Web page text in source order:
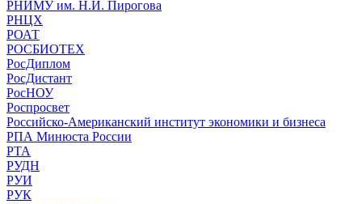
РНИМУ им. Н.И. Пирогова
РНЦХ
РОАТ
РОСБИОТЕХ
РосДиплом
РосДистант
РосНОУ
Роспросвет
Российско-Американский институт экономики и бизнеса
РПА Минюста России
РТА
РУДН
РУИ
РУК